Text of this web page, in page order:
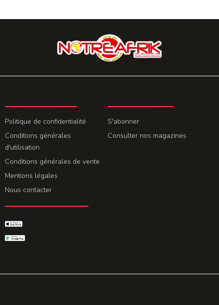
Politique de confidentialité
Conditions générales
d'utilisation
Conditions générales de vente
Mentions légales
Nous contacter
S'abonner
Consulter nos magazines